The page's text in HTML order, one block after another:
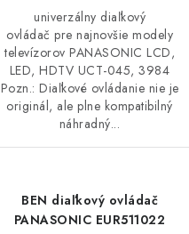
univerzálny diaľkový
ovládač pre najnovšie modely
televízorov PANASONIC LCD,
LED, HDTV UCT-045, 3984
Pozn.: Diaľkové ovládanie nie je
originál, ale plne kompatibilný
náhradný...
BEN diaľkový ovládač
PANASONIC EUR511022